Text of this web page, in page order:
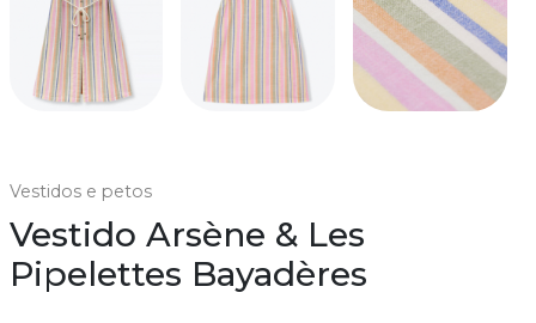
Vestidos e petos
Vestido Arsène & Les
Pipelettes Bayadères